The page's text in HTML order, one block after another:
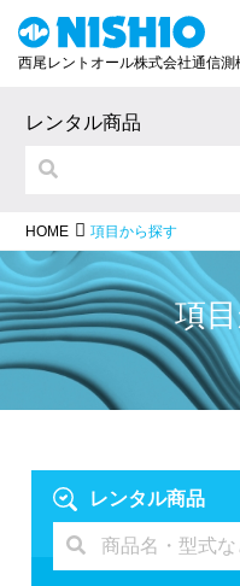
西尾レントオール株式会社通信測
レンタル商品
項目から探す
HOME
項
レンタル商品